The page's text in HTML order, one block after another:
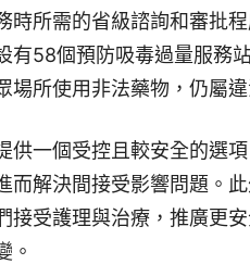
時所需的省級諮詢和審批
有58個預防吸毒過量服務
場所使用非法藥物，仍屬違
供一個受控且較安全的選
而解決間接受影響問題。
接受護理與治療，推廣更
。